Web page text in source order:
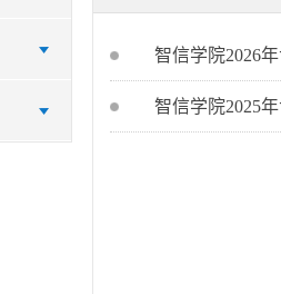
智信学院2026
智信学院2025